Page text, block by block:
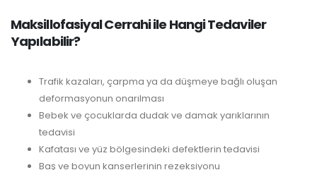
Maksillofasiyal Cerrahi ile Hangi Tedaviler
Yapılabilir?
Trafik kazaları, çarpma ya da düşmeye bağlı oluşan
deformasyonun onarılması
Bebek ve çocuklarda dudak ve damak yarıklarının
tedavisi
Kafatası ve yüz bölgesindeki defektlerin tedavisi
Baş ve boyun kanserlerinin rezeksiyonu